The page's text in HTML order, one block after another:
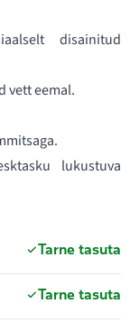
disainitud
vett eemal.
lukustuva
Tarne tasuta
Tarne tasuta